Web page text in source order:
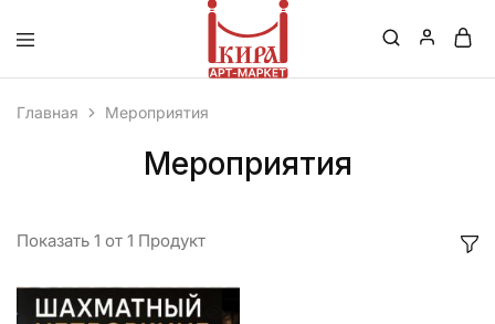
–
Маркет
Главная Мероприятия
Мероприятия
Показать 1 от 1 Продукт